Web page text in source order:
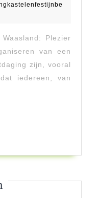
In
Het
Waasland:
Plezier
Voor
Plezier
van een
zijn, vooral
iedereen, van